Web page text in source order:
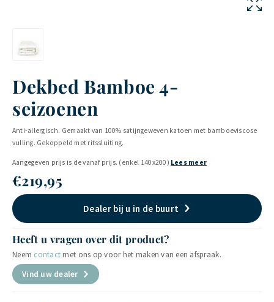
Dekbed Bamboe 4-
seizoenen
Anti-allergisch. Gemaakt van 100% satijngeweven katoen met bamboeviscose
vulling. Gekoppeld met ritssluiting.
Aangegeven prijs is de vanaf prijs. (enkel 140x200) Lees meer
€219,95
Dealer bij u in de buurt
Heeft u vragen over dit product?
Neem contactmet ons op voor het maken van een afspraak.
Vind uw dealer